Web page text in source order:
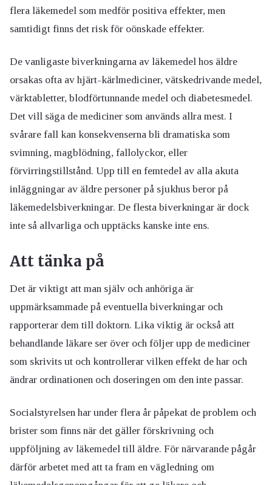
flera läkemedel som medför positiva effekter, men
samtidigt finns det risk för oönskade effekter.
De vanligaste biverkningarna av läkemedel hos äldre
orsakas ofta av hjärt-kärlmediciner, vätskedrivande medel,
värktabletter, blodförtunnande medel och diabetesmedel.
Det vill säga de mediciner som används allra mest. I
svårare fall kan konsekvenserna bli dramatiska som
svimning, magblödning, fallolyckor, eller
förvirringstillstånd. Upp till en femtedel av alla akuta
inläggningar av äldre personer på sjukhus beror på
läkemedelsbiverkningar. De flesta biverkningar är dock
inte så allvarliga och upptäcks kanske inte ens.
Att tänka på
Det är viktigt att man själv och anhöriga är
uppmärksammade på eventuella biverkningar och
rapporterar dem till doktorn. Lika viktig är också att
behandlande läkare ser över och följer upp de mediciner
som skrivits ut och kontrollerar vilken effekt de har och
ändrar ordinationen och doseringen om den inte passar.
Socialstyrelsen har under flera år påpekat de problem och
brister som finns när det gäller förskrivning och
uppföljning av läkemedel till äldre. För närvarande pågår
därför arbetet med att ta fram en vägledning om